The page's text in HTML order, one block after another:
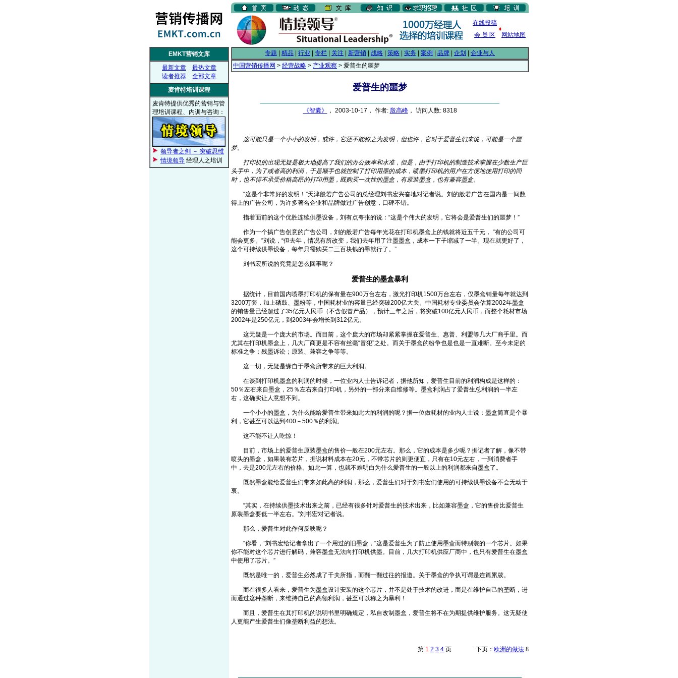
在线投稿
会 员 区
网站地图
EMKT营销文库
最新文章
最热文章
读者推荐
全部文章
麦肯特培训课程
麦肯特提供优秀的营销与管
理培训课程、内训与咨询：
领导者之剑 － 突破思维
情境领导 经理人之培训
专题 精品 行业 专栏 关注 新营销 战略 策略 实务 案例 品牌 企划
企业与人
中国营销传播网 > 经营战略 > 产业观察 > 爱普生的噩梦
爱普生的噩梦
《智囊》 ， 2003-10-17， 作者: 殷高峰， 访问人数: 8318
这可能只是一个小小的发明，或许，它还不能称之为发明，但也许，它对于爱普生们来说，可能是一个噩
梦。
打印机的出现无疑是极大地提高了我们的办公效率和水准，但是，由于打印机的制造技术掌握在少数生产巨
头手中，为了或者高的利润，于是顺手也就控制了打印用墨的成本，喷墨打印机的用户在方便地使用打印的同
时，也不得不承受价格高昂的打印用墨，既购买一次性的墨盒，有原装墨盒，也有兼容墨盒。
“这是个非常好的发明！”天津般若广告公司的总经理刘书宏兴奋地对记者说。刘的般若广告在国内是一间数
得上的广告公司，为许多著名企业和品牌做过广告创意，口碑不错。
指着面前的这个优胜连续供墨设备，刘有点夸张的说：“这是个伟大的发明，它将会是爱普生们的噩梦！”
作为一个搞广告创意的广告公司，刘的般若广告每年光花在打印机墨盒上的钱就将近五千元， “有的公司可
能会更多。”刘说，“但去年，情况有所改变，我们去年用了注墨墨盒，成本一下子缩减了一半。现在就更好了，
这个可持续供墨设备，每年只需购买二三百块钱的墨就行了。”
刘书宏所说的究竟是怎么回事呢？
爱普生的墨盒暴利
据统计，目前国内喷墨打印机的保有量在900万台左右，激光打印机1500万台左右，仅墨盒销量每年就达到
3200万套，加上硒鼓、墨粉等，中国耗材业的容量已经突破200亿大关。中国耗材专业委员会估算2002年墨盒
的销售量已经超过了35亿元人民币（不含假冒产品），预计三年之后，将突破100亿元人民币，而整个耗材市场
2002年是250亿元，到2003年会增长到312亿元。
这无疑是一个庞大的市场。而目前，这个庞大的市场却紧紧掌握在爱普生、惠普、利盟等几大厂商手里。而
尤其在打印机墨盒上，几大厂商更是不容有丝毫“冒犯”之处。而关于墨盒的纷争也是也是一直难断。至今未定的
标准之争；残墨诉讼；原装、兼容之争等等。
这一切，无疑是缘自于墨盒所带来的巨大利润。
在谈到打印机墨盒的利润的时候，一位业内人士告诉记者，据他所知，爱普生目前的利润构成是这样的：
50％左右来自墨盒，25％左右来自打印机，另外的一部分来自维修等。墨盒利润占了爱普生总利润的一半左
右，这确实让人意想不到。
一个小小的墨盒，为什么能给爱普生带来如此大的利润的呢？据一位做耗材的业内人士说：墨盒简直是个暴
利，它甚至可以达到400－500％的利润。
这不能不让人吃惊！
目前，市场上的爱普生原装墨盒的售价一般在200元左右。那么，它的成本是多少呢？据记者了解，像不带
喷头的墨盒，如果装有芯片，据说材料成本在20元，不带芯片的则更便宜，只有在10元左右，一到消费者手
中，去是200元左右的价格。如此一算，也就不难明白为什么爱普生的一般以上的利润都来自墨盒了。
既然墨盒能给爱普生们带来如此高的利润，那么，爱普生们对于刘书宏们使用的可持续供墨设备不会无动于
衷。
“其实，在持续供墨技术出来之前，已经有很多针对爱普生的技术出来，比如兼容墨盒，它的售价比爱普生
原装墨盒要低一半左右。”刘书宏对记者说。
那么，爱普生对此作何反映呢？
“你看，”刘书宏给记者拿出了一个用过的旧墨盒，“这是爱普生为了防止使用墨盒而特别装的一个芯片。如果
你不能对这个芯片进行解码，兼容墨盒无法向打印机供墨。目前，几大打印机供应厂商中，也只有爱普生在墨盒
中使用了芯片。”
既然是唯一的，爱普生必然成了千夫所指，而翻一翻过往的报道。关于墨盒的争执可谓是连篇累牍。
而在很多人看来，爱普生为墨盒设计安装的这个芯片，并不是处于技术的改进，而是在维护自己的垄断，进
而通过这种垄断，来维持自己的高额利润，甚至可以称之为暴利！
而且，爱普生在其打印机的说明书里明确规定，私自改制墨盒，爱普生将不在为期提供维护服务。这无疑使
人更能产生爱普生们像垄断利益的想法。
第 1 2 3 4 页 下页： 欧洲的做法 8